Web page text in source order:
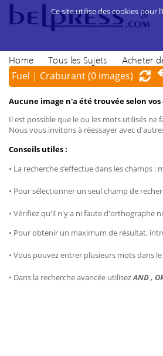
Home Tous les Sujets Acheter
Fuel | Craburant(0 images)
Aucune image n'a été trouvée selon
Il est possible que le ou les mots utilisés ne
Nous vous invitons à réessayer avec
Conseils utiles :
• La recherche s’effectue dans les champs
• Pour sélectionner un seul champ de
• Vérifiez qu'il n'y a ni faute d'orthographe
• Pour obtenir un maximum de résultat,
• Vous pouvez entrer plusieurs mots dans
• Dans la recherche avancée utilisezAND ,
Ce site utilise des cookies pour